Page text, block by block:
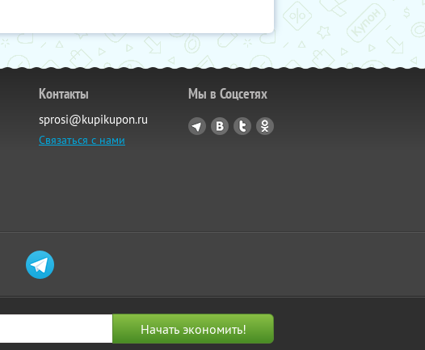
Контакты
sprosi@kupikupon.ru
Связаться с нами
Мы в Соцсетях